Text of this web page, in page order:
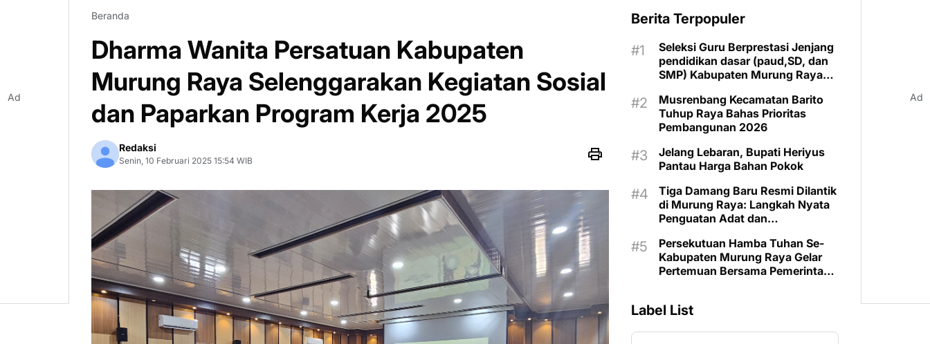
Beranda
Dharma Wanita Persatuan Kabupaten
Murung Raya Selenggarakan Kegiatan Sosial
dan Paparkan Program Kerja 2025
Redaksi
Senin, 10 Februari 2025 15:54 WIB
Berita Terpopuler
Seleksi Guru Berprestasi Jenjang
pendidikan dasar (paud,SD, dan
SMP) Kabupaten Murung Raya
Musrenbang Kecamatan Barito
Tuhup Raya Bahas Prioritas
Pembangunan 2026
Jelang Lebaran, Bupati Heriyus
Pantau Harga Bahan Pokok
Tiga Damang Baru Resmi Dilantik
di Murung Raya: Langkah Nyata
Penguatan Adat dan
Persekutuan Hamba Tuhan Se-
Kabupaten Murung Raya Gelar
Pertemuan Bersama Pemerintah
Label List
Ad Ad